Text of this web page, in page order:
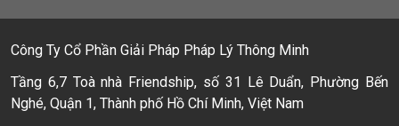
Công Ty Cổ Phần Giải Pháp Pháp Lý Thông Minh
Tầng 6,7 Toà nhà Friendship, số 31 Lê Duẩn, Phường Bến
Nghé, Quận 1, Thành phố Hồ Chí Minh, Việt Nam